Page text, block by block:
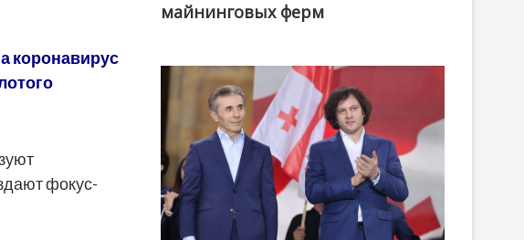
коронавирус
фокус-
майнинговых ферм